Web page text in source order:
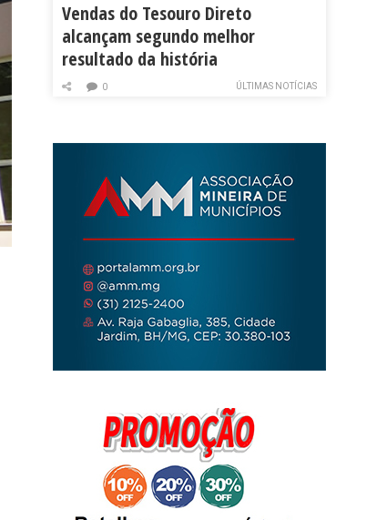
Vendas do Tesouro Direto
alcançam segundo melhor
resultado da história
ÚLTIMAS NOTÍCIAS
0